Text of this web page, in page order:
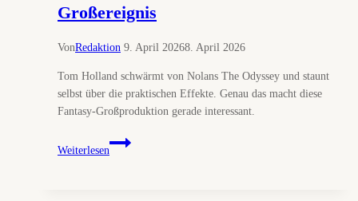
Großereignis
VonRedaktion 9. April 20268. April 2026
Tom Holland schwärmt von Nolans The Odyssey und staunt
selbst über die praktischen Effekte. Genau das macht diese
Fantasy-Großproduktion gerade interessant.
Weiterlesen
Tom
Holland